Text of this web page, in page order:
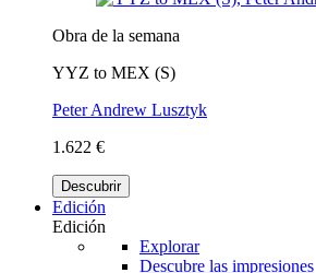
Obra de la semana
YYZ to MEX (S)
Peter Andrew Lusztyk
1.622 €
Descubrir
Edición
Edición
Explorar
Descubre las impresiones